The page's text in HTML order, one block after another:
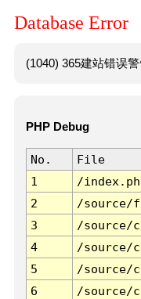
Database Error
(1040) 365建站错误
PHP Debug
No. File
1
/
2
/source/
3
/source/
4
/source/
5
/source/
6
/source/